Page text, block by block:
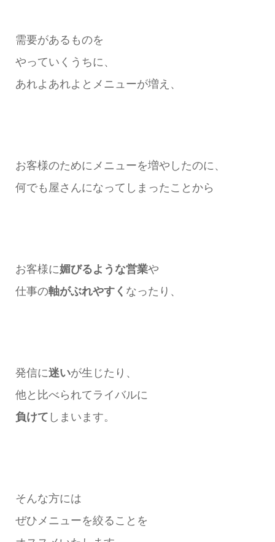
需要があるものを
やっていくうちに、
あれよあれよとメニューが増え、
お客様のためにメニューを増やしたのに、
何でも屋さんになってしまったことから
お客様に媚びるような営業や
仕事の軸がぶれやすく なったり、
発信に迷いが生じたり、
他と比べられてライバルに
負けて しまいます。
そんな方には
ぜひメニューを絞ることを